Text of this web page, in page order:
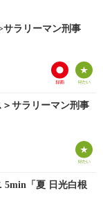
サラリーマン刑事
サラリーマン刑事
5min「夏 日光白根